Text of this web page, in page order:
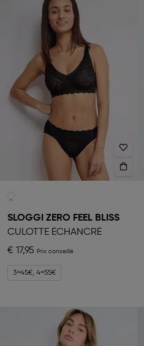
SLOGGI ZERO FEEL BLISS
CULOTTE ÉCHANCRÉ
€ 17,95
3=45€, 4=55€